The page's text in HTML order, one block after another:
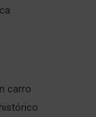
carro